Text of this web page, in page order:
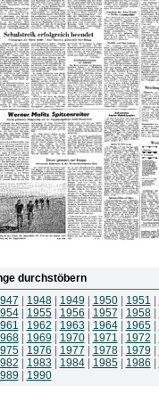
durchstöbern
1948| 1949 1950| 1951
| 1955| 1956 1957 1958|
1962 1963 1964| 1965|
| 1969 1970| 1971 1972
| 1976 1977 1978| 1979
1983 1984| 1985| 1986
1990